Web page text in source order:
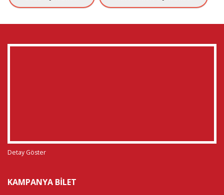
Detay Göster
KAMPANYA BILET